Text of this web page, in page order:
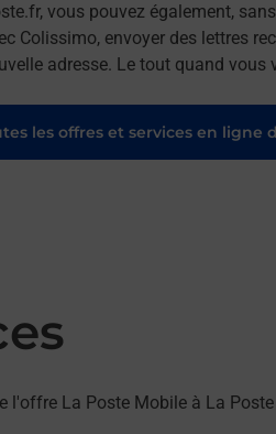
vous pouvez également,
Colissimo, envoyer des lettres
adresse. Le tout quand vous
les offres et services en ligne